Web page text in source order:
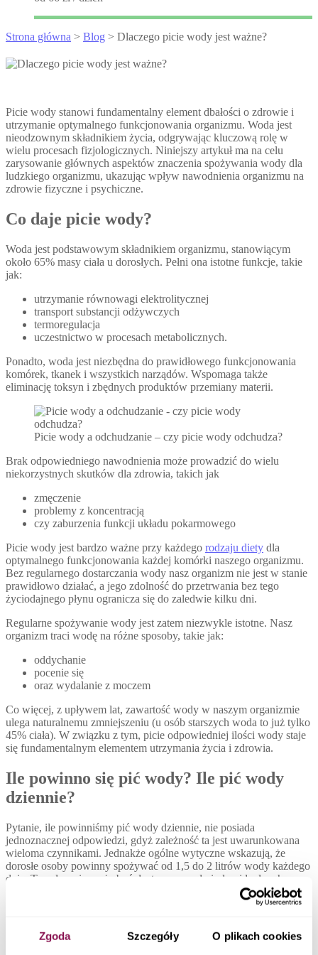
Zgoda Szczegóły O plikach cookies
Strona główna > Blog > Dlaczego picie wody jest ważne?
Picie wody stanowi fundamentalny element dbałości o zdrowie i
utrzymanie optymalnego funkcjonowania organizmu. Woda jest
nieodzownym składnikiem życia, odgrywając kluczową rolę w
wielu procesach fizjologicznych. Niniejszy artykuł ma na celu
zarysowanie głównych aspektów znaczenia spożywania wody dla
ludzkiego organizmu, ukazując wpływ nawodnienia organizmu na
zdrowie fizyczne i psychiczne.
Co daje picie wody?
Woda jest podstawowym składnikiem organizmu, stanowiącym
około 65% masy ciała u dorosłych. Pełni ona istotne funkcje, takie
jak:
utrzymanie równowagi elektrolitycznej
transport substancji odżywczych
termoregulacja
uczestnictwo w procesach metabolicznych.
Ponadto, woda jest niezbędna do prawidłowego funkcjonowania
komórek, tkanek i wszystkich narządów. Wspomaga także
eliminację toksyn i zbędnych produktów przemiany materii.
Picie wody a odchudzanie – czy picie wody odchudza?
Brak odpowiedniego nawodnienia może prowadzić do wielu
niekorzystnych skutków dla zdrowia, takich jak
zmęczenie
problemy z koncentracją
czy zaburzenia funkcji układu pokarmowego
Picie wody jest bardzo ważne przy każdego rodzaju diety dla
optymalnego funkcjonowania każdej komórki naszego organizmu.
Bez regularnego dostarczania wody nasz organizm nie jest w stanie
prawidłowo działać, a jego zdolność do przetrwania bez tego
życiodajnego płynu ogranicza się do zaledwie kilku dni.
Regularne spożywanie wody jest zatem niezwykle istotne. Nasz
organizm traci wodę na różne sposoby, takie jak:
oddychanie
pocenie się
oraz wydalanie z moczem
Co więcej, z upływem lat, zawartość wody w naszym organizmie
ulega naturalnemu zmniejszeniu (u osób starszych woda to już tylko
45% ciała). W związku z tym, picie odpowiedniej ilości wody staje
się fundamentalnym elementem utrzymania życia i zdrowia.
Ile powinno się pić wody? Ile pić wody
dziennie?
Pytanie, ile powinniśmy pić wody dziennie, nie posiada
jednoznacznej odpowiedzi, gdyż zależność ta jest uwarunkowana
wieloma czynnikami. Jednakże ogólne wytyczne wskazują, że
dorosłe osoby powinny spożywać od 1,5 do 2 litrów wody każdego
dnia. To zalecenie może być dostosowane do indywidualnych
temperatura otoczenia,